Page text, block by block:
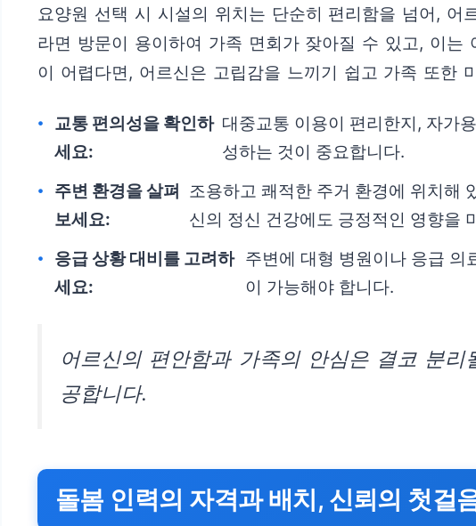
요양원 선택 시 시설의 위치는 단순히 편리함을 넘어,
라면 방문이 용이하여 가족 면회가 잦아질 수 있고, 이
이 어렵다면, 어르신은 고립감을 느끼기 쉽고 가족 또한
교통 편의성을 확인하
세요:
대중교통 이용이 편리한지, 자가
성하는 것이 중요합니다.
주변 환경을 살펴
보세요:
조용하고 쾌적한 주거 환경에 위치해
신의 정신 건강에도 긍정적인 영향을
응급 상황 대비를 고려하
세요:
주변에 대형 병원이나 응급 의
이 가능해야 합니다.
어르신의 편안함과 가족의 안심은 결코 분
공합니다.
돌봄 인력의 자격과 배치, 신뢰의 첫걸